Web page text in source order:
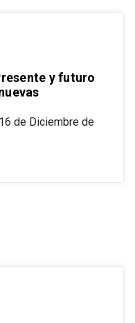
y futuro
de Diciembre de